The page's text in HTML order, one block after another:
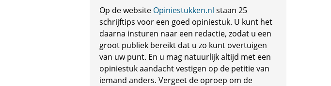
Op de website Opiniestukken.nl staan 25
schrijftips voor een goed opiniestuk. U kunt het
daarna insturen naar een redactie, zodat u een
groot publiek bereikt dat u zo kunt overtuigen
van uw punt. En u mag natuurlijk altijd met een
opiniestuk aandacht vestigen op de petitie van
iemand anders. Vergeet de oproep om de